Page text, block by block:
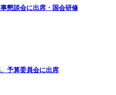
懇談会に出席・国会研修
予算委員会に出席